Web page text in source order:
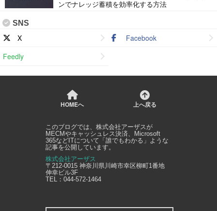
ンでナレッジ蓄積を効率化する方法
SNS
X
Facebook
Feedly
HOMEへ 上へ戻る
このブログでは、 株式会社アーザスが
MECMやキャッシュレス決済、Microsoft
365などITについて「誰でもわかる」ような
記事を公開しています。
株式会社アーザス
〒212-0015 神奈川県川崎市幸区柳町1番地
伸幸ビル3F
TEL： 044-572-1464